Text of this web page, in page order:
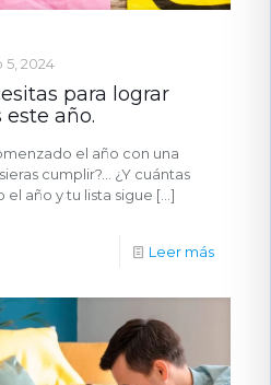
2024
para lograr
año.
el año con una
cumplir?… ¿Y cuántas
año y tu lista sigue […]
Leer más